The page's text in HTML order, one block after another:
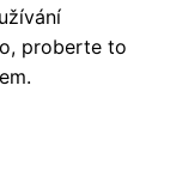
proberte to